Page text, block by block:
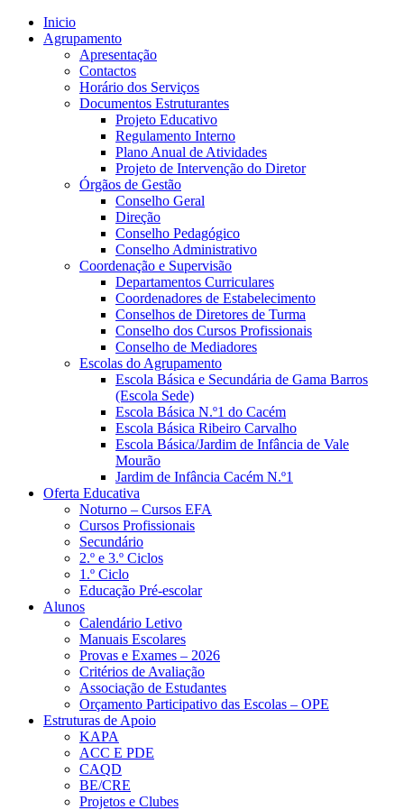
Inicio
Agrupamento
Apresentação
Contactos
Horário dos Serviços
Documentos Estruturantes
Projeto Educativo
Regulamento Interno
Plano Anual de Atividades
Projeto de Intervenção do Diretor
Órgãos de Gestão
Conselho Geral
Direção
Conselho Pedagógico
Conselho Administrativo
Coordenação e Supervisão
Departamentos Curriculares
Coordenadores de Estabelecimento
Conselhos de Diretores de Turma
Conselho dos Cursos Profissionais
Conselho de Mediadores
Escolas do Agrupamento
Escola Básica e Secundária de Gama Barros
(Escola Sede)
Escola Básica N.º1 do Cacém
Escola Básica Ribeiro Carvalho
Escola Básica/Jardim de Infância de Vale
Mourão
Jardim de Infância Cacém N.º1
Oferta Educativa
Noturno – Cursos EFA
Cursos Profissionais
Secundário
2.º e 3.º Ciclos
1.º Ciclo
Educação Pré-escolar
Alunos
Calendário Letivo
Manuais Escolares
Provas e Exames – 2026
Critérios de Avaliação
Associação de Estudantes
Orçamento Participativo das Escolas – OPE
Estruturas de Apoio
KAPA
ACC E PDE
CAQD
BE/CRE
Projetos e Clubes